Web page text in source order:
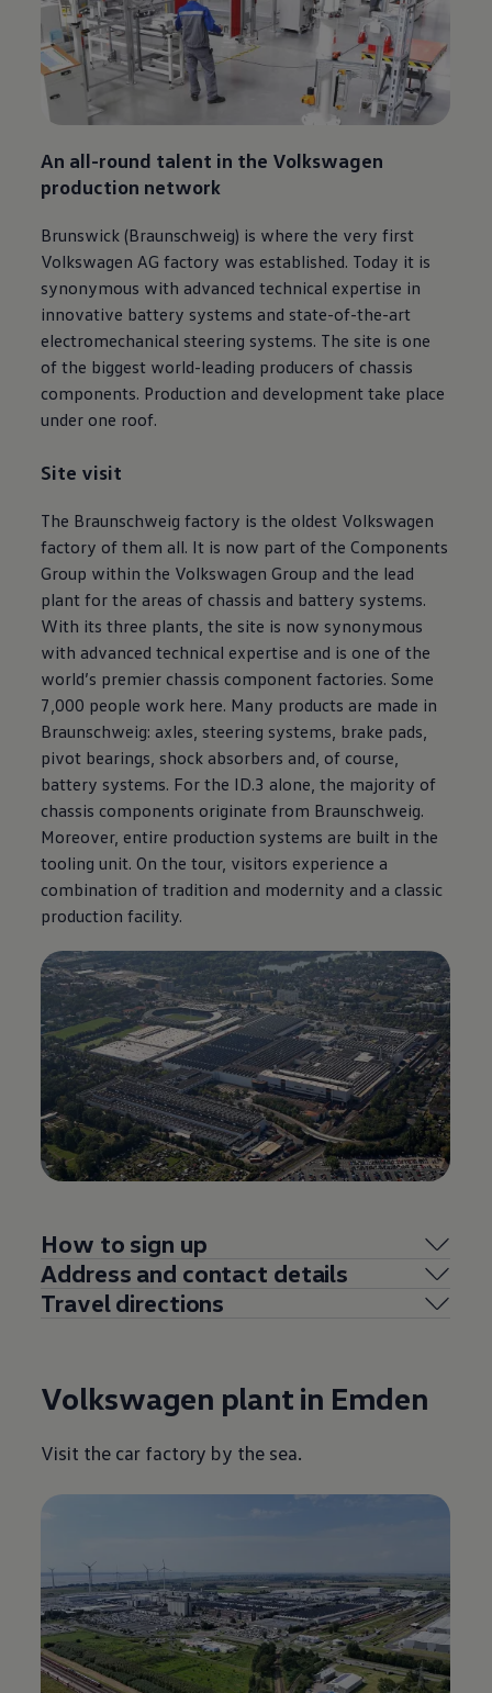
An all-round talent in the Volkswagen
production network
Brunswick (Braunschweig) is where the very first
Volkswagen AG factory was established. Today it is
synonymous with advanced technical expertise in
innovative battery systems and state-of-the-art
electromechanical steering systems. The site is one
of the biggest world-leading producers of chassis
components. Production and development take place
under one roof.
Site visit
The Braunschweig factory is the oldest Volkswagen
factory of them all. It is now part of the Components
Group within the Volkswagen Group and the lead
plant for the areas of chassis and battery systems.
With its three plants, the site is now synonymous
with advanced technical expertise and is one of the
world’s premier chassis component factories. Some
7,000 people work here. Many products are made in
Braunschweig: axles, steering systems, brake pads,
pivot bearings, shock absorbers and, of course,
battery systems. For the ID.3 alone, the majority of
chassis components originate from Braunschweig.
Moreover, entire production systems are built in the
tooling unit. On the tour, visitors experience a
combination of tradition and modernity and a classic
production facility.
How to sign up
Address and contact details
Travel directions
Volkswagen plant in Emden
Visit the car factory by the sea.